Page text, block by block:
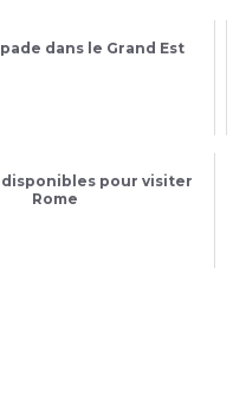
dans le Grand Est
disponibles pour visiter
Rome